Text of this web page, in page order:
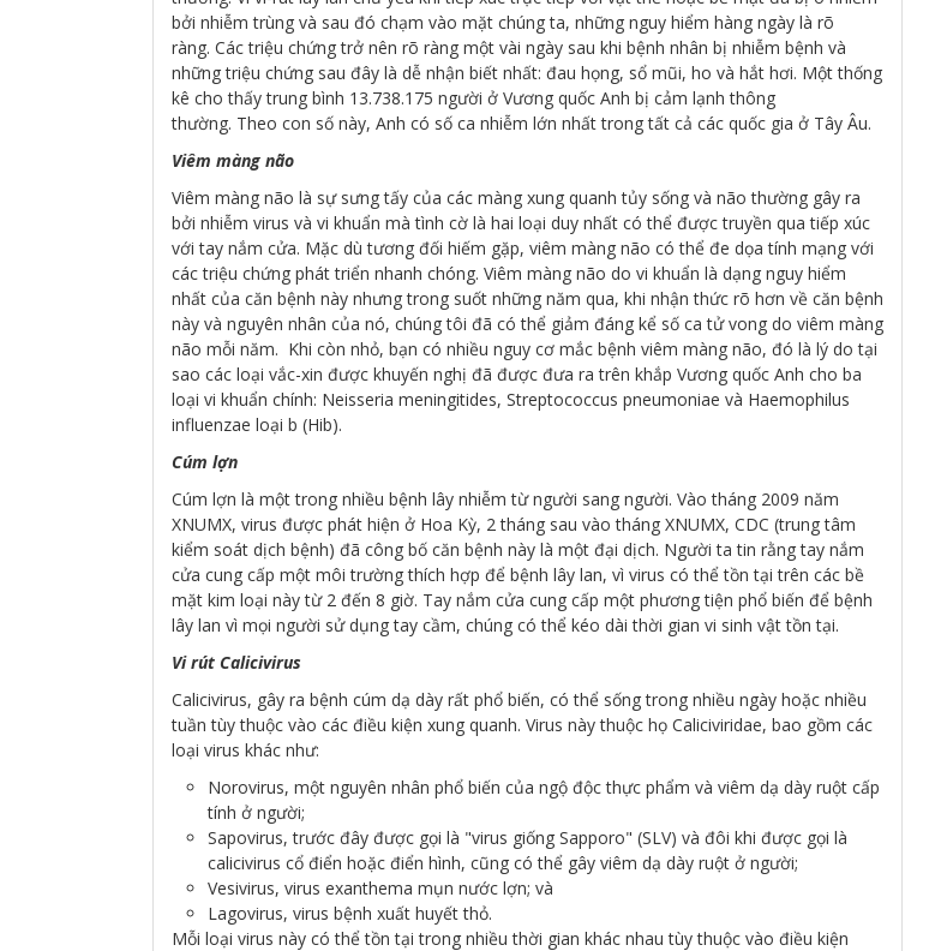
bởi nhiễm trùng và sau đó chạm vào mặt chúng ta, những nguy hiểm hàng ngày là rõ
ràng. Các triệu chứng trở nên rõ ràng một vài ngày sau khi bệnh nhân bị nhiễm bệnh và
những triệu chứng sau đây là dễ nhận biết nhất: đau họng, sổ mũi, ho và hắt hơi. Một thống
kê cho thấy trung bình 13.738.175 người ở Vương quốc Anh bị cảm lạnh thông
thường. Theo con số này, Anh có số ca nhiễm lớn nhất trong tất cả các quốc gia ở Tây Âu.
Viêm màng não
Viêm màng não là sự sưng tấy của các màng xung quanh tủy sống và não thường gây ra
bởi nhiễm virus và vi khuẩn mà tình cờ là hai loại duy nhất có thể được truyền qua tiếp xúc
với tay nắm cửa. Mặc dù tương đối hiếm gặp, viêm màng não có thể đe dọa tính mạng với
các triệu chứng phát triển nhanh chóng. Viêm màng não do vi khuẩn là dạng nguy hiểm
nhất của căn bệnh này nhưng trong suốt những năm qua, khi nhận thức rõ hơn về căn bệnh
này và nguyên nhân của nó, chúng tôi đã có thể giảm đáng kể số ca tử vong do viêm màng
não mỗi năm. Khi còn nhỏ, bạn có nhiều nguy cơ mắc bệnh viêm màng não, đó là lý do tại
sao các loại vắc-xin được khuyến nghị đã được đưa ra trên khắp Vương quốc Anh cho ba
loại vi khuẩn chính: Neisseria meningitides, Streptococcus pneumoniae và Haemophilus
influenzae loại b (Hib).
Cúm lợn
Cúm lợn là một trong nhiều bệnh lây nhiễm từ người sang người. Vào tháng 2009 năm
XNUMX, virus được phát hiện ở Hoa Kỳ, 2 tháng sau vào tháng XNUMX, CDC (trung tâm
kiểm soát dịch bệnh) đã công bố căn bệnh này là một đại dịch. Người ta tin rằng tay nắm
cửa cung cấp một môi trường thích hợp để bệnh lây lan, vì virus có thể tồn tại trên các bề
mặt kim loại này từ 2 đến 8 giờ. Tay nắm cửa cung cấp một phương tiện phổ biến để bệnh
lây lan vì mọi người sử dụng tay cầm, chúng có thể kéo dài thời gian vi sinh vật tồn tại.
Vi rút Calicivirus
Calicivirus, gây ra bệnh cúm dạ dày rất phổ biến, có thể sống trong nhiều ngày hoặc nhiều
tuần tùy thuộc vào các điều kiện xung quanh. Virus này thuộc họ Caliciviridae, bao gồm các
loại virus khác như:
Norovirus, một nguyên nhân phổ biến của ngộ độc thực phẩm và viêm dạ dày ruột cấp
tính ở người;
Sapovirus, trước đây được gọi là "virus giống Sapporo" (SLV) và đôi khi được gọi là
calicivirus cổ điển hoặc điển hình, cũng có thể gây viêm dạ dày ruột ở người;
Vesivirus, virus exanthema mụn nước lợn; và
Lagovirus, virus bệnh xuất huyết thỏ.
Mỗi loại virus này có thể tồn tại trong nhiều thời gian khác nhau tùy thuộc vào điều kiện